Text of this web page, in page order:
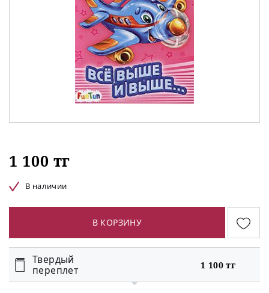
1 100 тг
В наличии
В КОРЗИНУ
Твердый
переплет
1 100 тг